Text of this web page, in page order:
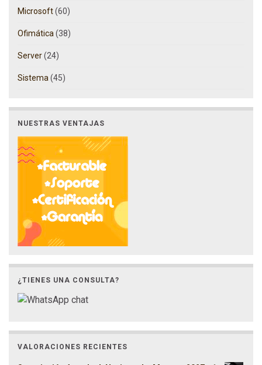
Microsoft(60)
Ofimática (38)
Server(24)
Sistema (45)
NUESTRAS VENTAJAS
¿TIENES UNA CONSULTA?
VALORACIONES RECIENTES